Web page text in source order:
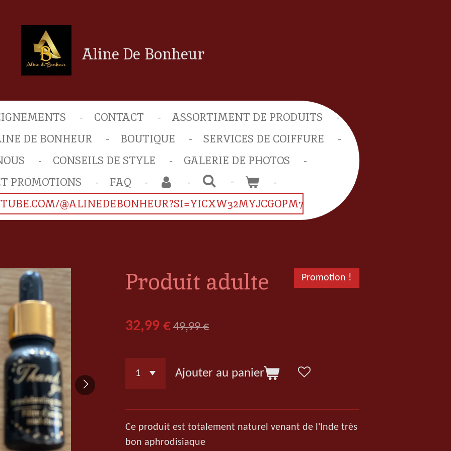
Aline De Bonheur
CONTACT
ASSORTIMENT DE PRODUITS
DE BONHEUR BOUTIQUE
SERVICES DE COIFFURE
CONSEILS DE STYLE
GALERIE DE PHOTOS
PROMOTIONS
FAQ
@ALINEDEBONHEUR?SI=YICXW32MYJCGOPM7
Produit adulte Promotion !
32,99 € 49,99 €
Ajouter au panier
Ce produit est totalement naturel venant de l'Inde très
bon aphrodisiaque